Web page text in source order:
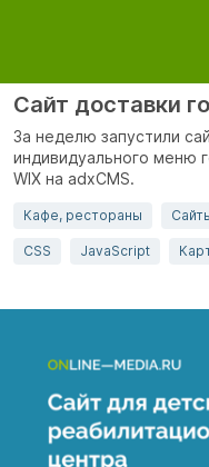
Сайт доставки
За неделю запустили
индивидуального меню
WIX на adxCMS.
Кафе, рестораны
CSS JavaScript